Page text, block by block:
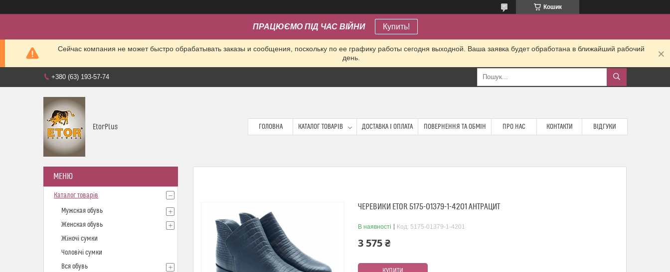
Кошик
ПРАЦЮЄМО ПІД ЧАС ВІЙНИ Купить!
Сейчас компания не может быстро обрабатывать заказы и сообщения, поскольку по ее графику работы сегодня выходной. Ваша заявка будет обработана в ближайший рабочий
день.
+380 (63) 193-57-74
EtorPlus ГОЛОВНА КАТАЛОГ ТОВАРІВ ДОСТАВКА І ОПЛАТА ПОВЕРНЕННЯ ТА ОБМІН ПРО НАС КОНТАКТИ ВІДГУКИ
ЧЕРЕВИКИ ETOR 5175-01379-1-4201 АНТРАЦИТ
В наявності Код: 5175-01379-1-4201
3 575 ₴
Каталог товарів
Мужская обувь
Женская обувь
Жіночі сумки
Чоловічі сумки
Вся обувь